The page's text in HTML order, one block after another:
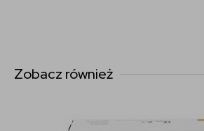
Zobacz również